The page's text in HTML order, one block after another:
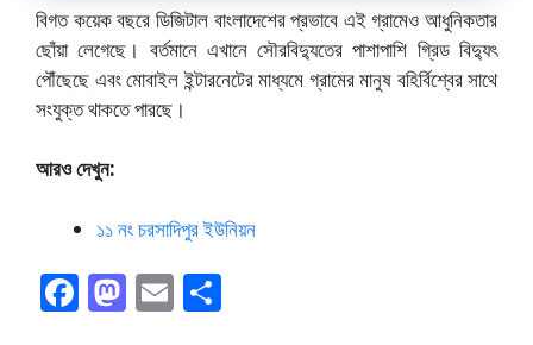
বিগত কয়েক বছরে ডিজিটাল বাংলাদেশের প্রভাবে এই গ্রামেও আধুনিকতার
ছোঁয়া লেগেছে। বর্তমানে এখানে সৌরবিদ্যুতের পাশাপাশি গ্রিড বিদ্যুৎ
পৌঁছেছে এবং মোবাইল ইন্টারনেটের মাধ্যমে গ্রামের মানুষ বহির্বিশ্বের সাথে
সংযুক্ত থাকতে পারছে।
আরও দেখুন:
১১ নং চরসাদিপুর ইউনিয়ন
F M E